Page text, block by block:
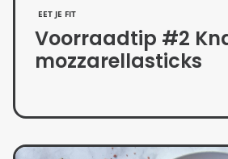
EET JE FIT
Voorraadtip #2
mozzarellasticks